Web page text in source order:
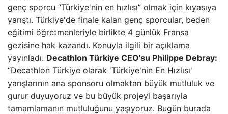
genç sporcu “Türkiye'nin en hızlısı” olmak için kıyasıya
yarıştı. Türkiye'de finale kalan genç sporcular, beden
eğitimi öğretmenleriyle birlikte 4 günlük Fransa
gezisine hak kazandı. Konuyla ilgili bir açıklama
yayınladı. Decathlon Türkiye CEO'su Philippe Debray:
“Decathlon Türkiye olarak 'Türkiye'nin En Hızlısı'
yarışlarının ana sponsoru olmaktan büyük mutluluk ve
gurur duyuyoruz ve bu büyük projeyi başarıyla
tamamlamanın mutluluğunu yaşıyoruz. Bugün burada